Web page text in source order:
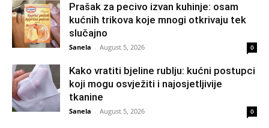
Prašak za pecivo izvan kuhinje: osam
kućnih trikova koje mnogi otkrivaju tek
slučajno
Sanela - August 5, 2026 0
Kako vratiti bjeline rublju: kućni postupci
koji mogu osvježiti i najosjetljivije
tkanine
Sanela - August 5, 2026 0